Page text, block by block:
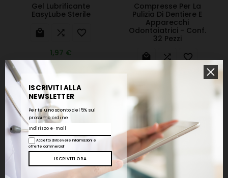
Gel Lubrificante
EasyLube Sterile
  
1,97 €
Compresse Per La
Pulizia Di Dentiere E
Apparecchi
Odontoiatrici - Conf.
32 Pezzi
  
ISCRIVITI ALLA
NEWSLETTER
Per te uno sconto del 5% sul
prossimo ordine
Accetto di ricevere informazioni e
offerte commerciali